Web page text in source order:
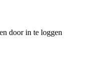
door in te loggen